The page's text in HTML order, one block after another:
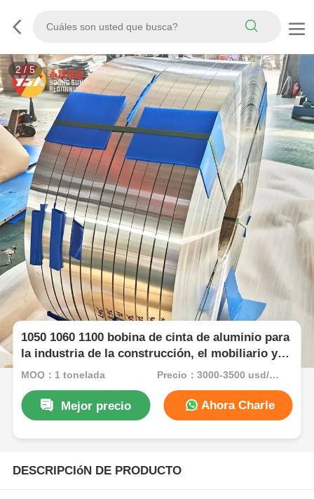
3/ 5
1050 1060 1100 bobina de cinta de aluminio para
la industria de la construcción, el mobiliario y la
electricidad
MOQ：1 tonelada Precio：3000-3500 usd/ton
Mejor precio Ahora Charle
DESCRIPCIóN DE PRODUCTO